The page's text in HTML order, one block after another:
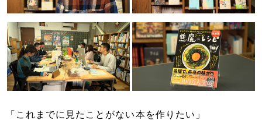
「これまでに見たことがない本を作りたい」